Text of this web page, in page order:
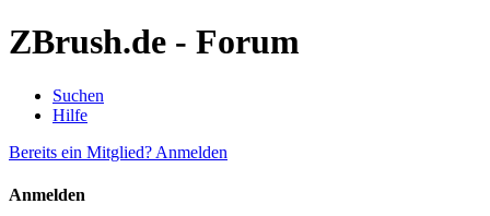
ZBrush.de - Forum
Suchen
Hilfe
Bereits ein Mitglied? Anmelden
Anmelden